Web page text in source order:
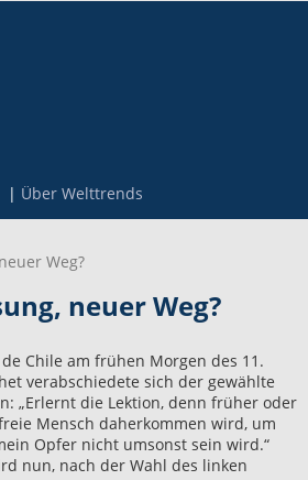
Über Welttrends
Weg?
neuer Weg?
Chile am frühen Morgen des 11.
verabschiedete sich der gewählte
„Erlernt die Lektion, denn früher oder
Mensch daherkommen wird, um
Opfer nicht umsonst sein wird.“
nun, nach der Wahl des linken